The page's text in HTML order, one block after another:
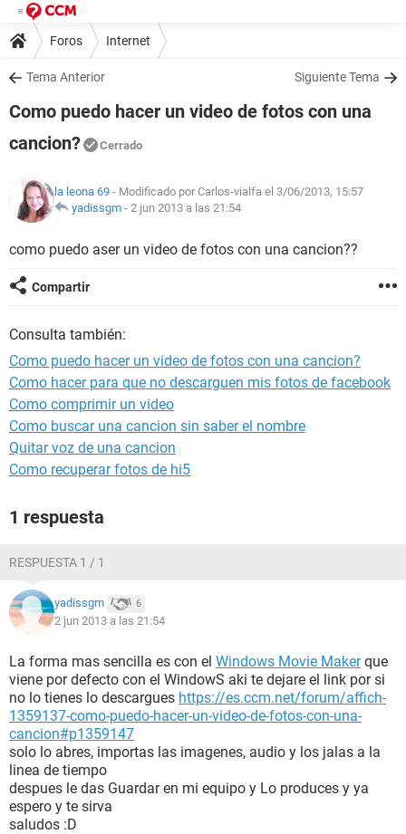
Foros Internet
Tema Anterior Siguiente Tema
Como puedo hacer un video de fotos con una
cancion?
Cerrado
la leona 69 - Modificado por Carlos-vialfa el 3/06/2013, 15:57
yadissgm - 2 jun 2013 a las 21:54
como puedo aser un video de fotos con una cancion??
Compartir
Consulta también:
Como puedo hacer un video de fotos con una cancion?
Como hacer para que no descarguen mis fotos de facebook
Como comprimir un video
Como buscar una cancion sin saber el nombre
Quitar voz de una cancion
Como recuperar fotos de hi5
1 respuesta
RESPUESTA 1 / 1
yadissgm 6
2 jun 2013 a las 21:54
La forma mas sencilla es con el Windows Movie Makerque
viene por defecto con el WindowS aki te dejare el link por si
no lo tienes lo descargues https://es.ccm.net/forum/affich-
1359137-como-puedo-hacer-un-video-de-fotos-con-una-
cancion#p1359147
solo lo abres, importas las imagenes, audio y los jalas a la
linea de tiempo
despues le das Guardar en mi equipo y Lo produces y ya
espero y te sirva
saludos :D